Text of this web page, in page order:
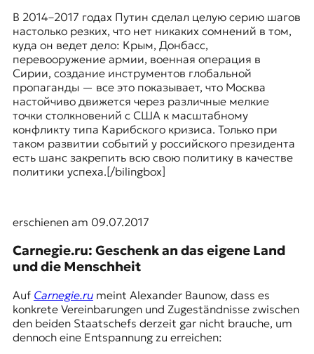
В 2014–2017 годах Путин сделал целую серию шагов
настолько резких, что нет никаких сомнений в том,
куда он ведет дело: Крым, Донбасс,
перевооружение армии, военная операция в
Сирии, создание инструментов глобальной
пропаганды — все это показывает, что Москва
настойчиво движется через различные мелкие
точки столкновений с США к масштабному
конфликту типа Карибского кризиса. Только при
таком развитии событий у российского президента
есть шанс закрепить всю свою политику в качестве
политики успеха.[/bilingbox]
erschienen am 09.07.2017
Carnegie.ru: Geschenk an das eigene Land
und die Menschheit
Auf Carnegie.rumeint Alexander Baunow, dass es
konkrete Vereinbarungen und Zugeständnisse zwischen
den beiden Staatschefs derzeit gar nicht brauche, um
dennoch eine Entspannung zu erreichen: